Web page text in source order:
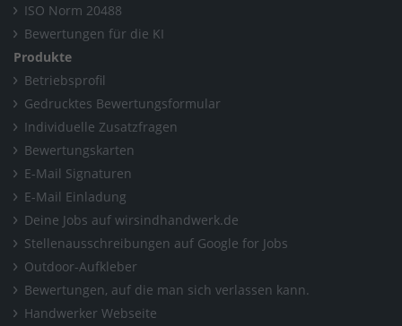
Wärmepumpen-Hybride kosten- oder CO2 optimiert steuern
ISO Norm 20488
Bewertungen für die KI
Produkte
Betriebsprofil
Gedrucktes Bewertungsformular
Individuelle Zusatzfragen
Bewertungskarten
E-Mail Signaturen
E-Mail Einladung
Deine Jobs auf wirsindhandwerk.de
Stellenausschreibungen auf Google for Jobs
Outdoor-Aufkleber
Bewertungen, auf die man sich verlassen kann.
Handwerker Webseite